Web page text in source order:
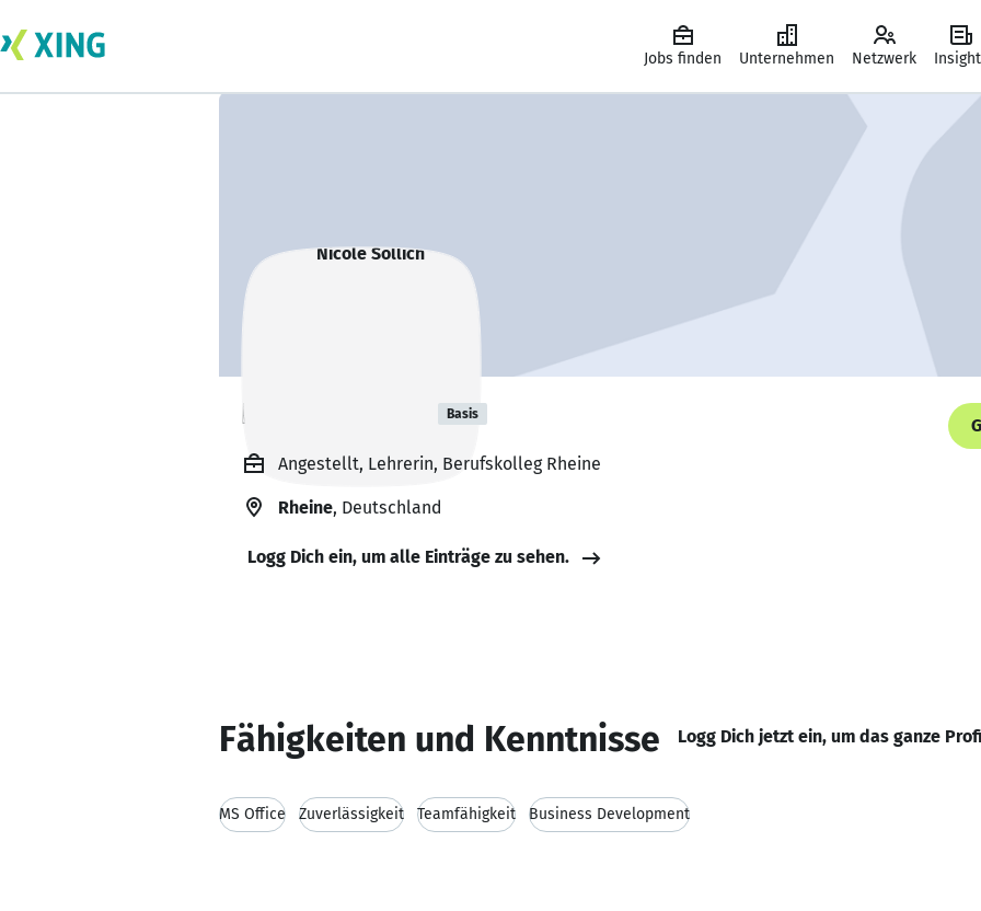
Jobs finden Unternehmen Netzwerk
Nicole Sollich Basis
Angestellt, Lehrerin, Berufskolleg Rheine
Rheine, Deutschland
Logg Dich ein, um alle Einträge zu sehen.
Fähigkeiten und Kenntnisse Logg Dich jetzt ein, um das ganze
MS Office Zuverlässigkeit Teamfähigkeit Business Development